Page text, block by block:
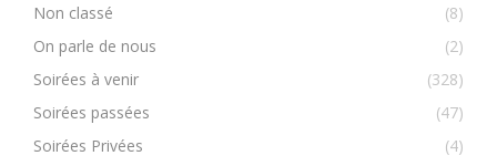
Non classé
(8)
On parle de nous
(2)
Soirées à venir
(328)
Soirées passées
(47)
Soirées Privées
(4)